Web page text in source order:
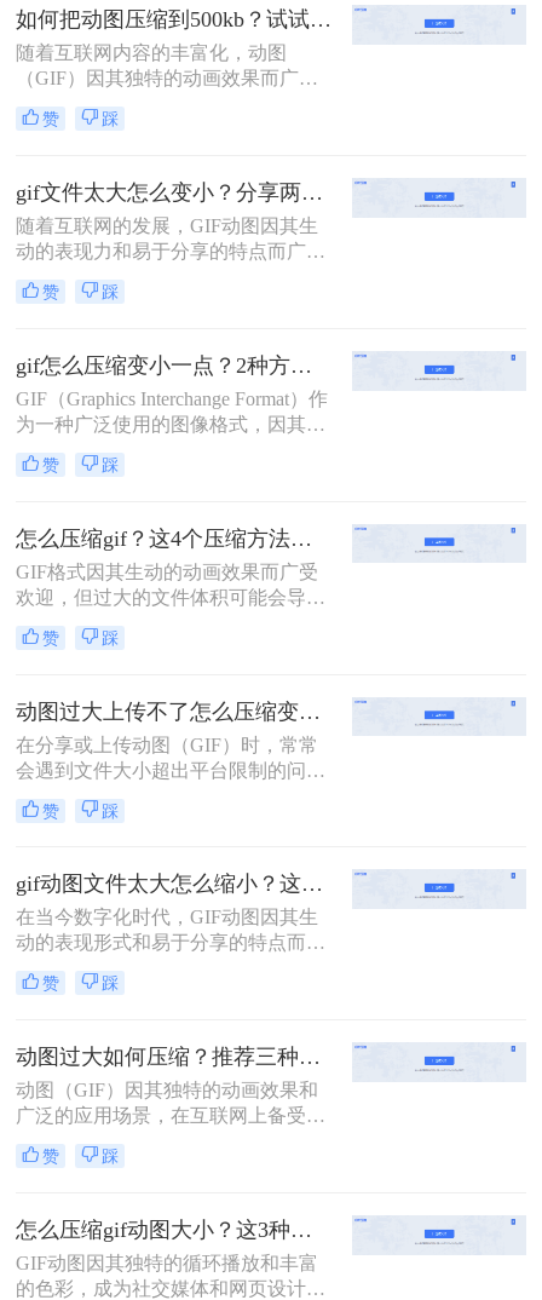
呢？本文将介绍三种动图压缩方法，
旨在帮助你轻松减小动图文件大小，
同时尽量保持其视觉质量。
如何把动图压缩到500kb？试试这二种压缩方法！
随着互联网内容的丰富化，动图
（GIF）因其独特的动画效果而广受
欢迎。然而，过大的文件体积不仅影
响加载速度，还可能限制其在某些平
500kb呢？本文将介绍两种将动图压
缩到500KB的方法。
赞 踩
gif文件太大怎么变小？分享两种方法详解！
随着互联网的发展，GIF动图因其生
动的表现力和易于分享的特点而广受
欢迎。然而，较大的GIF文件不仅占
用大量存储空间，还会拖慢网页加载
大怎么变小呢？本文将介绍两种不同
的方法来压缩GIF文件，使其体积变
得更小，同时尽量保持原有的动画效
果。
赞 踩
gif怎么压缩变小一点？2种方法帮你轻松压缩
GIF（Graphics Interchange Format）作
为一种广泛使用的图像格式，因其支
持动画和透明背景而深受欢迎。然
而，GIF文件往往因为包含大量颜色
影响网页加载速度或在社交媒体上分
享时的用户体验。那么gif怎么压缩变
小一点呢？本文将介绍两种实用的
GIF压缩方法，帮助你将GIF文件变
小，同时尽量保持图像质量。
赞 踩
怎么压缩gif？这4个压缩方法快来学！
GIF格式因其生动的动画效果而广受
欢迎，但过大的文件体积可能会导致
网页加载速度变慢，影响用户体验。
因此，掌握怎么压缩gif至关重要。本
方法。
赞 踩
动图过大上传不了怎么压缩变小？两招教你轻松压缩！
在分享或上传动图（GIF）时，常常
会遇到文件大小超出平台限制的问
题。为了解决这个问题，我们需要对
动图进行压缩以减小其文件大小。那
呢？别担心，本文将为你介绍两种简
单有效的动图压缩方法，帮助你轻松
解决这一困扰。
赞 踩
gif动图文件太大怎么缩小？这二个压缩方法快学起来！
在当今数字化时代，GIF动图因其生
动的表现形式和易于分享的特点而广
受欢迎。然而，较大的GIF文件不仅
占用大量存储空间，还会拖慢网页加
文件太大怎么缩小呢？为了帮助您更
有效地管理这些动态图像，本文将介
绍两种不同的方法来压缩GIF文件，
使其体积变得更小，同时尽量保持原
有的动画效果。
赞 踩
动图过大如何压缩？推荐三种高效压缩方法！
动图（GIF）因其独特的动画效果和
广泛的应用场景，在互联网上备受欢
迎。然而，当动图文件过大时，不仅
会影响加载速度，还可能因文件体积
享。那么动图过大如何压缩呢？本文
将介绍三种压缩动图文件的有效方
法。
赞 踩
怎么压缩gif动图大小？这3种方法帮你压缩！
GIF动图因其独特的循环播放和丰富
的色彩，成为社交媒体和网页设计中